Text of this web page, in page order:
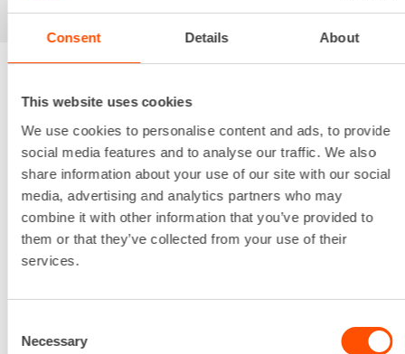
Consent Details About
This website uses cookies
We use cookies to personalise content and ads, to provide
social media features and to analyse our traffic. We also
share information about your use of our site with our social
media, advertising and analytics partners who may
combine it with other information that you’ve provided to
them or that they’ve collected from your use of their
services.
Selection
Necessary
Renta palvelee
Palvelemme koko
prosessin ajan laitteiden
valinnasta projektin
päättymiseen.